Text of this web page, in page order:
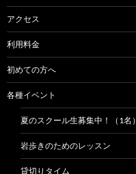
アクセス
利用料金
初めての方へ
各種イベント
夏のスクール生募集中！（1名）
岩歩きのためのレッスン
貸切りタイム